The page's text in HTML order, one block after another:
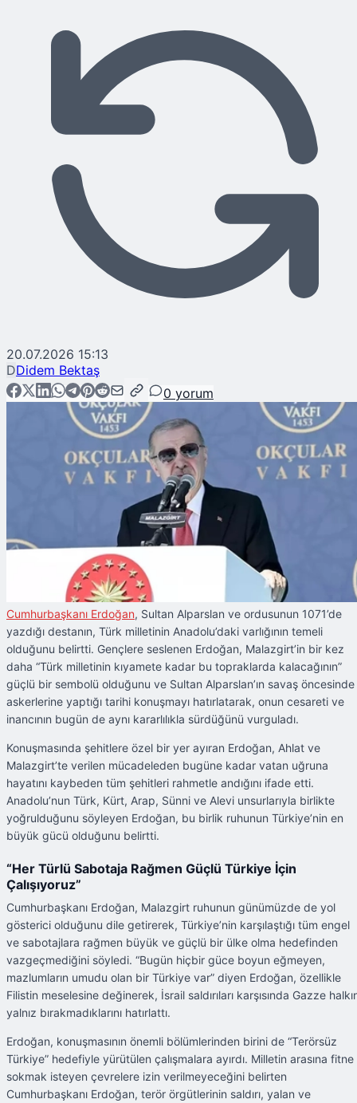
20.07.2026 15:13
DDidem Bektaş
0 yorum
Cumhurbaşkanı Erdoğan, Sultan Alparslan ve ordusunun 1071’de
yazdığı destanın, Türk milletinin Anadolu’daki varlığının temeli
olduğunu belirtti. Gençlere seslenen Erdoğan, Malazgirt’in bir kez
daha “Türk milletinin kıyamete kadar bu topraklarda kalacağının”
güçlü bir sembolü olduğunu ve Sultan Alparslan’ın savaş öncesinde
askerlerine yaptığı tarihi konuşmayı hatırlatarak, onun cesareti ve
inancının bugün de aynı kararlılıkla sürdüğünü vurguladı.
Konuşmasında şehitlere özel bir yer ayıran Erdoğan, Ahlat ve
Malazgirt’te verilen mücadeleden bugüne kadar vatan uğruna
hayatını kaybeden tüm şehitleri rahmetle andığını ifade etti.
Anadolu’nun Türk, Kürt, Arap, Sünni ve Alevi unsurlarıyla birlikte
yoğrulduğunu söyleyen Erdoğan, bu birlik ruhunun Türkiye’nin en
büyük gücü olduğunu belirtti.
“Her Türlü Sabotaja Rağmen Güçlü Türkiye İçin
Çalışıyoruz”
Cumhurbaşkanı Erdoğan, Malazgirt ruhunun günümüzde de yol
gösterici olduğunu dile getirerek, Türkiye’nin karşılaştığı tüm engel
ve sabotajlara rağmen büyük ve güçlü bir ülke olma hedefinden
vazgeçmediğini söyledi. “Bugün hiçbir güce boyun eğmeyen,
mazlumların umudu olan bir Türkiye var” diyen Erdoğan, özellikle
Filistin meselesine değinerek, İsrail saldırıları karşısında Gazze
yalnız bırakmadıklarını hatırlattı.
Erdoğan, konuşmasının önemli bölümlerinden birini de “Terörsüz
Türkiye” hedefiyle yürütülen çalışmalara ayırdı. Milletin arasına fitne
sokmak isteyen çevrelere izin verilmeyeceğini belirten
Cumhurbaşkanı Erdoğan, terör örgütlerinin saldırı, yalan ve